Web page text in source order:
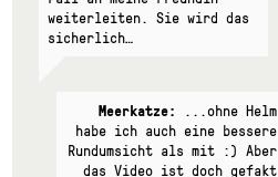
weiterleiten. Sie wird das
sicherlich…
Meerkatze:
...ohne Helm
habe ich auch eine bessere
Rundumsicht als mit :) Aber
das Video ist doch gefakt